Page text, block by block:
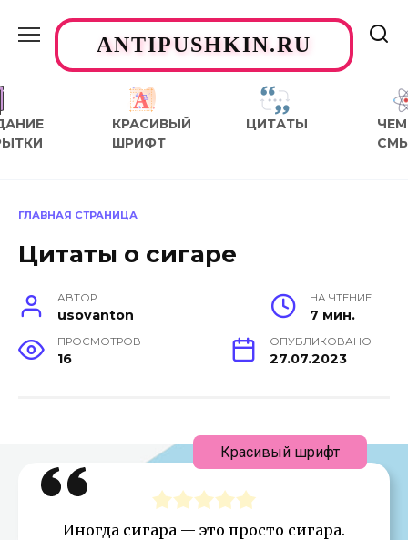
содержаниюANTIPUSHKIN.RU
КРАСИВЫЙ
ШРИФТ
ЦИТАТЫ
ЧЕМ
ГЛАВНАЯ СТРАНИЦА
Цитаты о сигаре
АВТОР
usovanton
НА ЧТЕНИЕ
7 мин.
ПРОСМОТРОВ
16
ОПУБЛИКОВАНО
27.07.2023
Иногда сигара — это просто сигара.
Красивый шрифт